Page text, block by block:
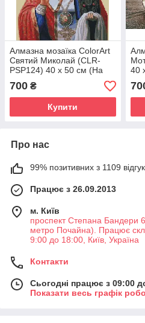
Алмазна мозаїка ColorArt
Святий Миколай (CLR-
PSP124) 40 х 50 см (На
підрамнику)
700 ₴
Купити
40
Про нас
99% позитивних з 1109
Працює з 26.09.2013
м. Київ
проспект Степана Бандери
метро Почайна). Працює
9:00 до 18:00, Київ, Україна
Контакти
Сьогодні працює з 09:00
Показати весь графік